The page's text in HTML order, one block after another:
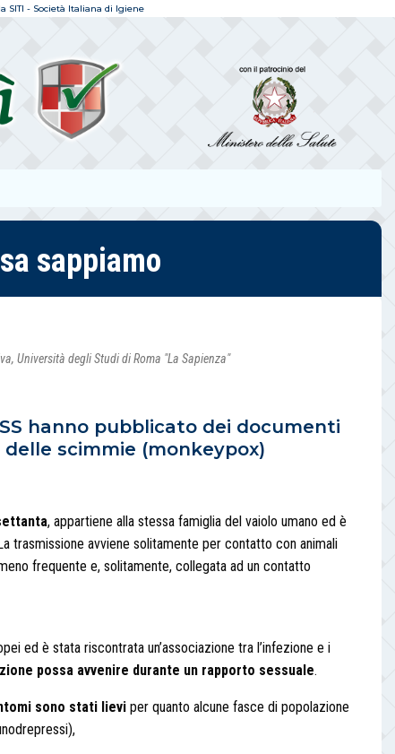
- Società Italiana di Igiene
sappiamo
Università degli Studi di Roma "La Sapienza"
hanno pubblicato dei documenti
scimmie (monkeypox)
, appartiene alla stessa famiglia del vaiolo umano ed è
trasmissione avviene solitamente per contatto con animali
frequente e, solitamente, collegata ad un contatto
ed è stata riscontrata un’associazione tra l’infezione e i
possa avvenire durante un rapporto sessuale.
sono stati lievi per quanto alcune fasce di popolazione